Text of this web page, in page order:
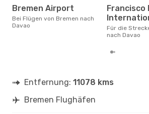
Bremen Airport
Bei Flügen von Bremen nach
Davao
Francisco Bangoy
Für die Strecke von Bremen
nach Davao
Entfernung: 11078 kms
Bremen Flughäfen